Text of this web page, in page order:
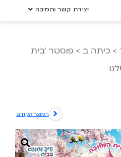
יצירת קשר ותמיכה
> כיתה ב > פוסטר ‘בית
המוצר הקודם